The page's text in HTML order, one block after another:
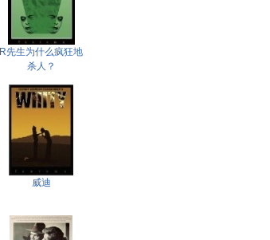
R先生为什么疯狂地
杀人？
威迪